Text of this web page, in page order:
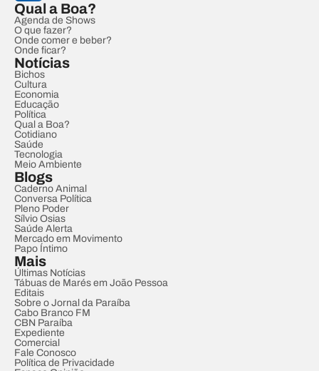
Qual a Boa?
Agenda de Shows
O que fazer?
Onde comer e beber?
Onde ficar?
Notícias
Bichos
Cultura
Economia
Educação
Política
Qual a Boa?
Cotidiano
Saúde
Tecnologia
Meio Ambiente
Blogs
Caderno Animal
Conversa Política
Pleno Poder
Sílvio Osias
Saúde Alerta
Mercado em Movimento
Papo Íntimo
Mais
Últimas Notícias
Tábuas de Marés em João Pessoa
Editais
Sobre o Jornal da Paraíba
Cabo Branco FM
CBN Paraíba
Expediente
Comercial
Fale Conosco
Política de Privacidade